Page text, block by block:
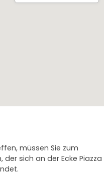
müssen Sie zum
sich an der Ecke Piazza